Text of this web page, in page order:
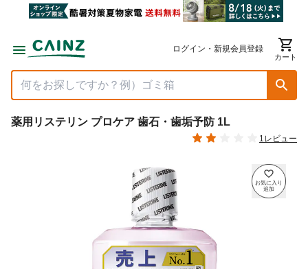
ログイン・新規会員登録
カート
薬用リステリン プロケア 歯石・歯垢予防 1L
1レビュー